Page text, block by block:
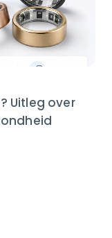
Uitleg over